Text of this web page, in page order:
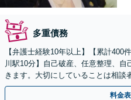
多重債務
【弁護士経験10年以上】【累計400
川駅10分】自己破産、任意整理、
きます。大切にしていることは相談
ること【初回40分無料相談】
料金